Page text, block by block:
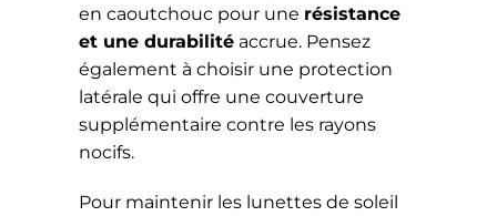
en caoutchouc pour une résistance
et une durabilité accrue. Pensez
également à choisir une protection
latérale qui offre une couverture
supplémentaire contre les rayons
nocifs.
Pour maintenir les lunettes de soleil